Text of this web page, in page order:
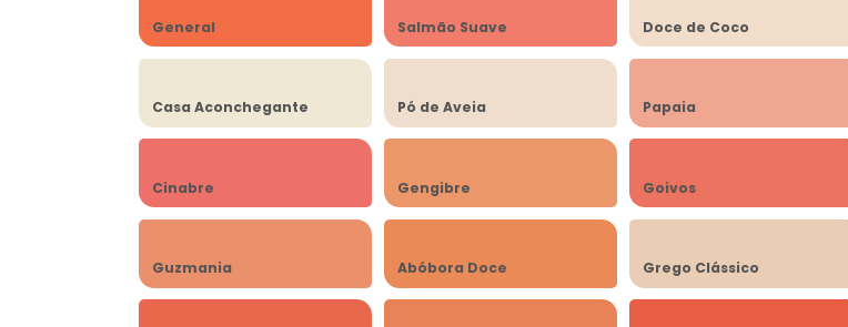
General Salmão Suave Doce de Coco
Casa Aconchegante Pó de Aveia Papaia
Cinabre Gengibre Goivos
Guzmania Abóbora Doce Grego Clássico